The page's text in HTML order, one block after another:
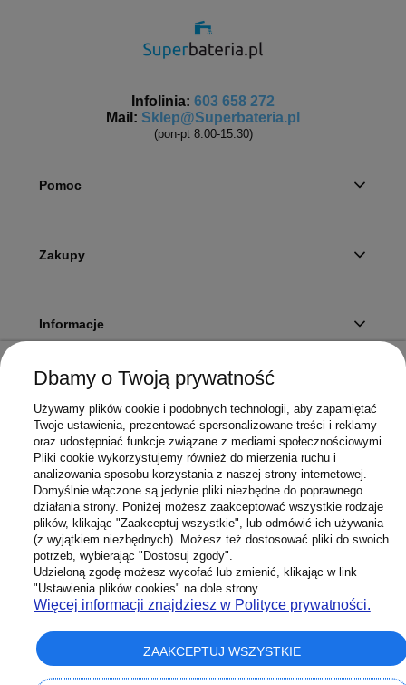
Infolinia: 603 658 272
Mail: Sklep@Superbateria.pl
(pon-pt 8:00-15:30)
Pomoc
Zakupy
Informacje
Twoje konto
Sklep
Infolinia: 603 658 272
Mail:Sklep@Superbateria.pl
(pon-pt 8:00-15:30)
Dbamy o Twoją prywatność
Używamy plików cookie i podobnych technologii, aby zapamiętać
Twoje ustawienia, prezentować spersonalizowane treści i reklamy
oraz udostępniać funkcje związane z mediami społecznościowymi.
Pliki cookie wykorzystujemy również do mierzenia ruchu i
analizowania sposobu korzystania z naszej strony internetowej.
Domyślnie włączone są jedynie pliki niezbędne do poprawnego
działania strony. Poniżej możesz zaakceptować wszystkie rodzaje
plików, klikając "Zaakceptuj wszystkie", lub odmówić ich używania
(z wyjątkiem niezbędnych). Możesz też dostosować pliki do swoich
potrzeb, wybierając "Dostosuj zgody".
Udzieloną zgodę możesz wycofać lub zmienić, klikając w link
"Ustawienia plików cookies" na dole strony.
Więcej informacji znajdziesz w Polityce prywatności.
ZAAKCEPTUJ WSZYSTKIE